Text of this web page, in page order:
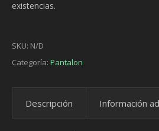
existencias.
SKU: N/D
Categoría: Pantalon
Descripción Información